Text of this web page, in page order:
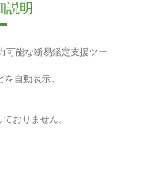
説明
可能な断易鑑定支援ツー
自動表示。
おりません。